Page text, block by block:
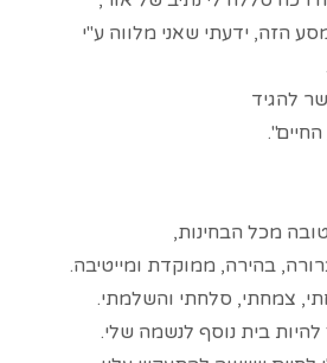
הזה, ידעתי שאני מלווה ע"י
להגיד
מכל הבחינות,
בהירה, ממוקדת ומייטיבה.
צמחתי, סלחתי והשלמתי.
בית נוסף לנשמה שלי.